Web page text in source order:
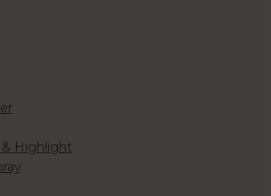
& Highlight